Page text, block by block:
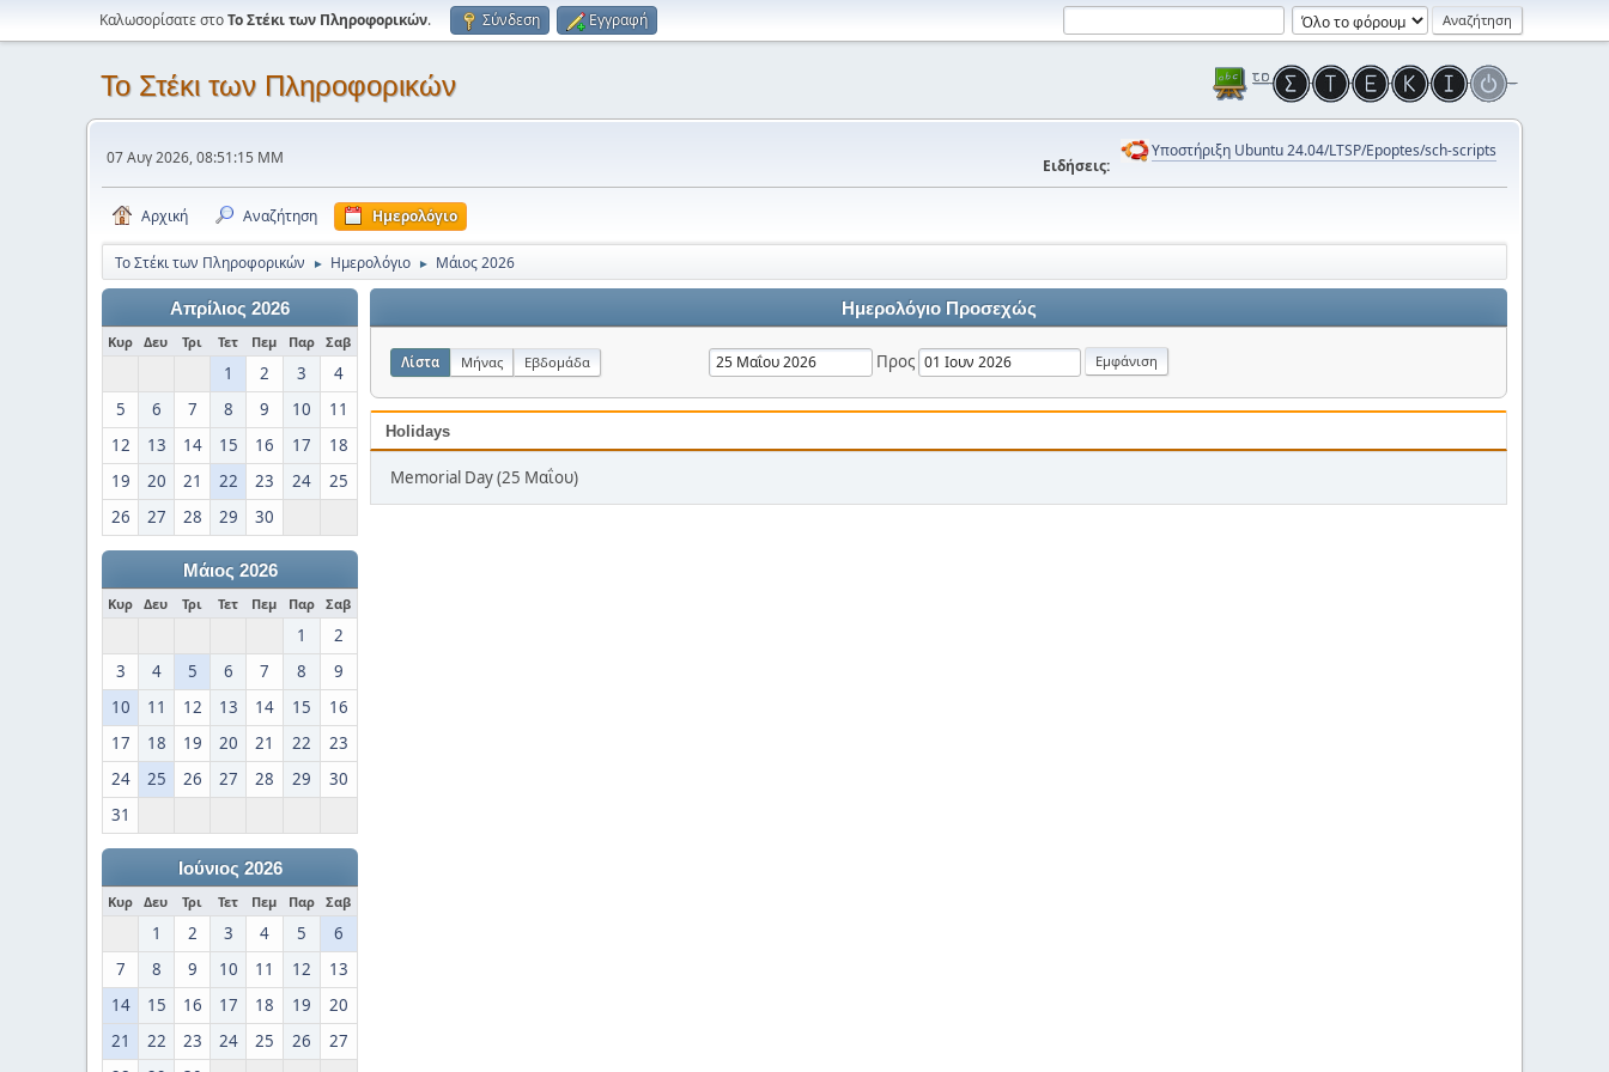
Καλωσορίσατε στοΤο Στέκι των Πληροφορικών. Σύνδεση Εγγραφή
Το Στέκι των Πληροφορικών
07 Αυγ 2026, 08:51:15 ΜΜ Ειδήσεις:
Υποστήριξη Ubuntu 24.04/LTSP/Epoptes/sch-scripts
Αρχική Αναζήτηση Ημερολόγιο
Το Στέκι των Πληροφορικών ► Ημερολόγιο ► Μάιος 2026
Απρίλιος 2026
Κυρ Δευ Τρι Τετ Πεμ Παρ Σαβ
1 2 3
4
5
6 7 8 9 10
11
12
13 14 15 16 17
18
19
20 21 22 23 24
25
26
27 28 29 30
Μάιος 2026
Κυρ Δευ Τρι Τετ Πεμ Παρ Σαβ
1
2
3
4 5 6 7 8
9
10
11 12 13 14 15
16
17
18 19 20 21 22
23
24
25 26 27 28 29
30
31
Ιούνιος 2026
Κυρ Δευ Τρι Τετ Πεμ Παρ Σαβ
1 2 3 4 5
6
7
8 9 10 11 12
13
14
15 16 17 18 19
20
21
22 23 24 25 26
27
Ημερολόγιο Προσεχώς
Λίστα Μήνας Εβδομάδα Προς
Holidays
Memorial Day (25 Μαΐου)